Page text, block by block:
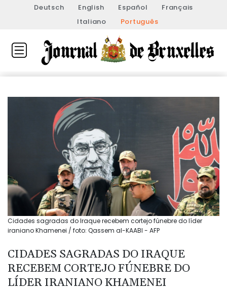
Deutsch English Español
Français
Italiano
Português
Cidades sagradas do Iraque recebem cortejo fúnebre do líder
iraniano Khamenei / foto: Qassem al-KAABI - AFP
CIDADES SAGRADAS DO IRAQUE
RECEBEM CORTEJO FÚNEBRE DO
LÍDER IRANIANO KHAMENEI